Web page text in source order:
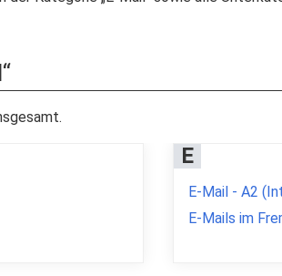
E
E-Mail - A2
E-Mails im